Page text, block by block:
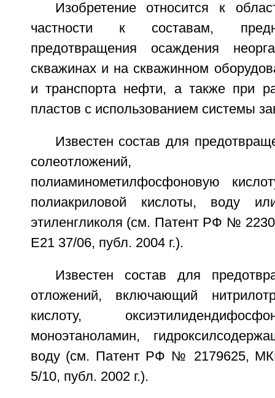
Изобретение относится к
частности к составам,
предотвращения осаждения
скважинах и на скважинном
и транспорта нефти, а также при
пластов с использованием системы
Известен состав для
солеотложений,
полиаминометилфосфоновую
полиакриловой кислоты, воду
этиленгликоля (см. Патент РФ №
Е21 37/06, публ. 2004 г.).
Известен состав для
отложений, включающий
кислоту,
моноэтаноламин,
воду (см. Патент РФ № 2179625,
5/10, публ. 2002 г.).